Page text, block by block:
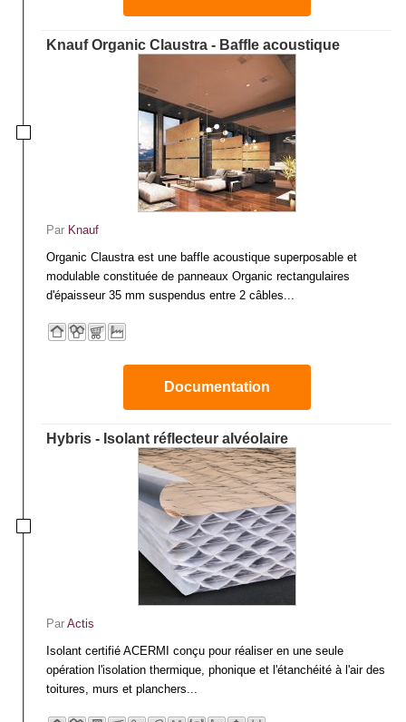
Knauf Organic Claustra - Baffle acoustique
Par Knauf
Organic Claustra est une baffle acoustique superposable et
modulable constituée de panneaux Organic rectangulaires
d'épaisseur 35 mm suspendus entre 2 câbles...
Documentation
Hybris - Isolant réflecteur alvéolaire
Par Actis
Isolant certifié ACERMI conçu pour réaliser en une seule
opération l'isolation thermique, phonique et l'étanchéité à l'air des
toitures, murs et planchers...